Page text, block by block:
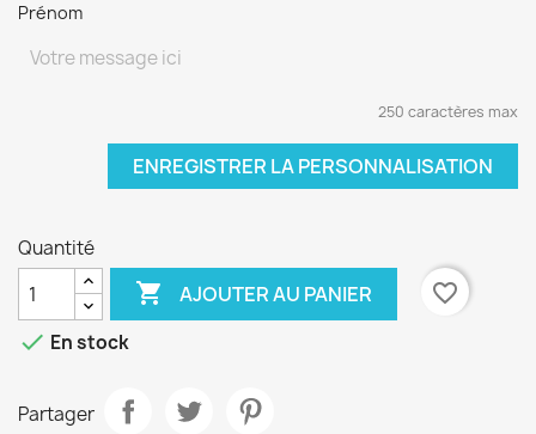
Prénom
250 caractères max
ENREGISTRER LA PERSONNALISATION
Quantité
 AJOUTER AU PANIER
favorite_border
 En stock
Partager